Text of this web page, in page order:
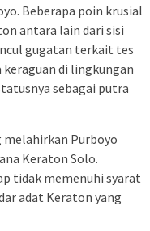
Beberapa poin krusial
antara lain dari sisi
gugatan terkait tes
keraguan di lingkungan
sebagai putra
melahirkan Purboyo
Keraton Solo.
tidak memenuhi syarat
adat Keraton yang